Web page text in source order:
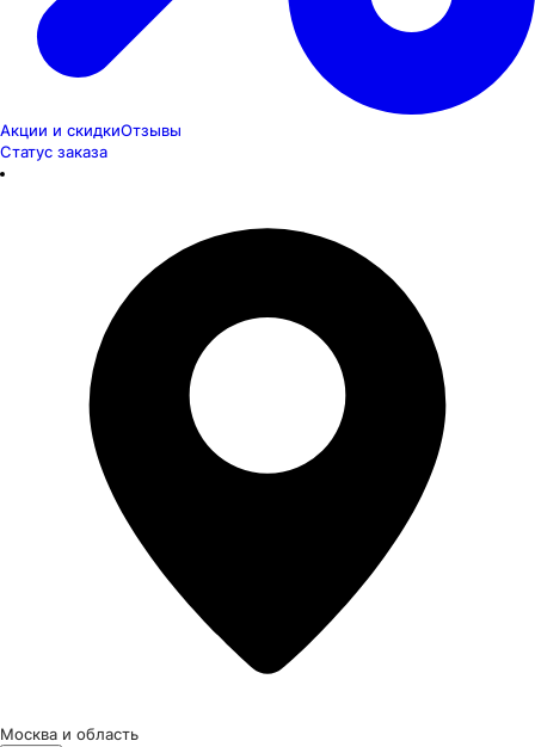
Акции и скидкиОтзывы
Статус заказа
Москва и область